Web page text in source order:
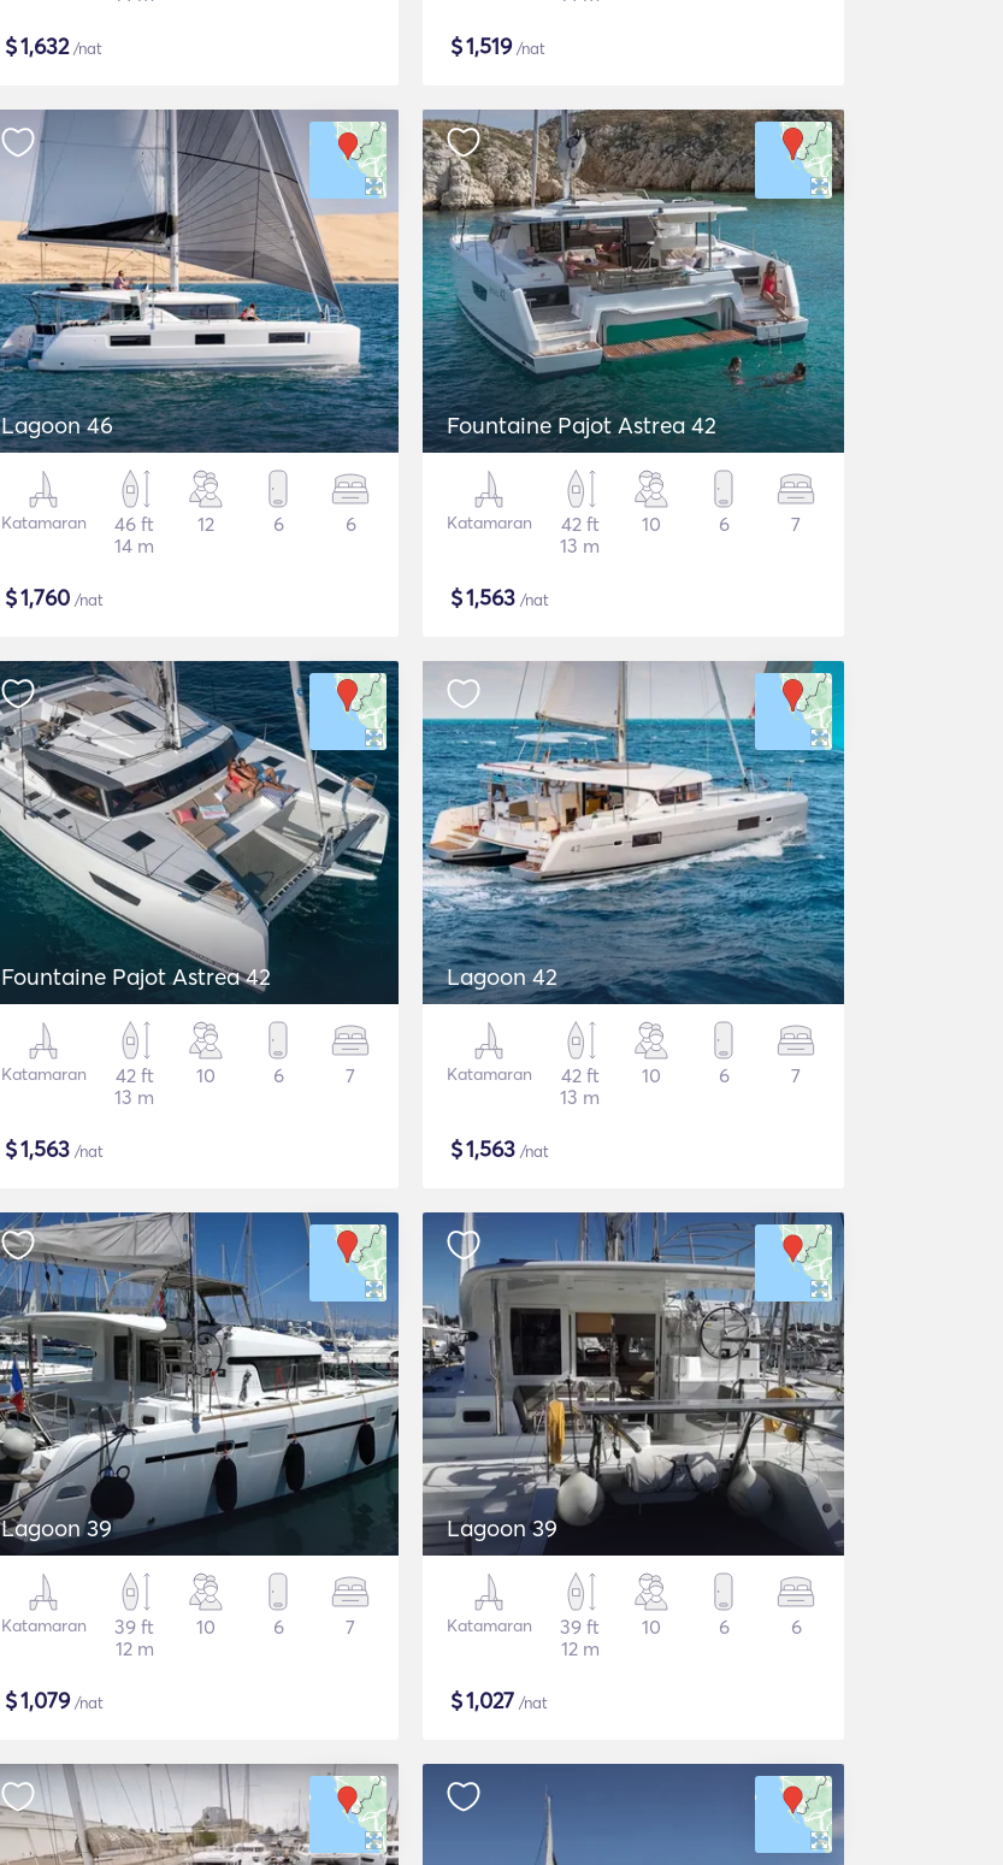
$1,632/nat $1,519/nat
Lagoon 46
Katamaran
46 ft
14 m
12 6 6
$1,760 /nat
Fountaine Pajot Astrea 42
Katamaran
42 ft
13 m
10 6 7
$1,563 /nat
Fountaine Pajot Astrea 42
Katamaran
42 ft
13 m
10 6 7
$1,563 /nat
Lagoon 42
Katamaran
42 ft
13 m
10 6 7
$1,563 /nat
Lagoon 39
Katamaran
39 ft
12 m
10 6 7
$1,079/nat
Lagoon 39
Katamaran
39 ft
12 m
10 6 6
$1,027 /nat